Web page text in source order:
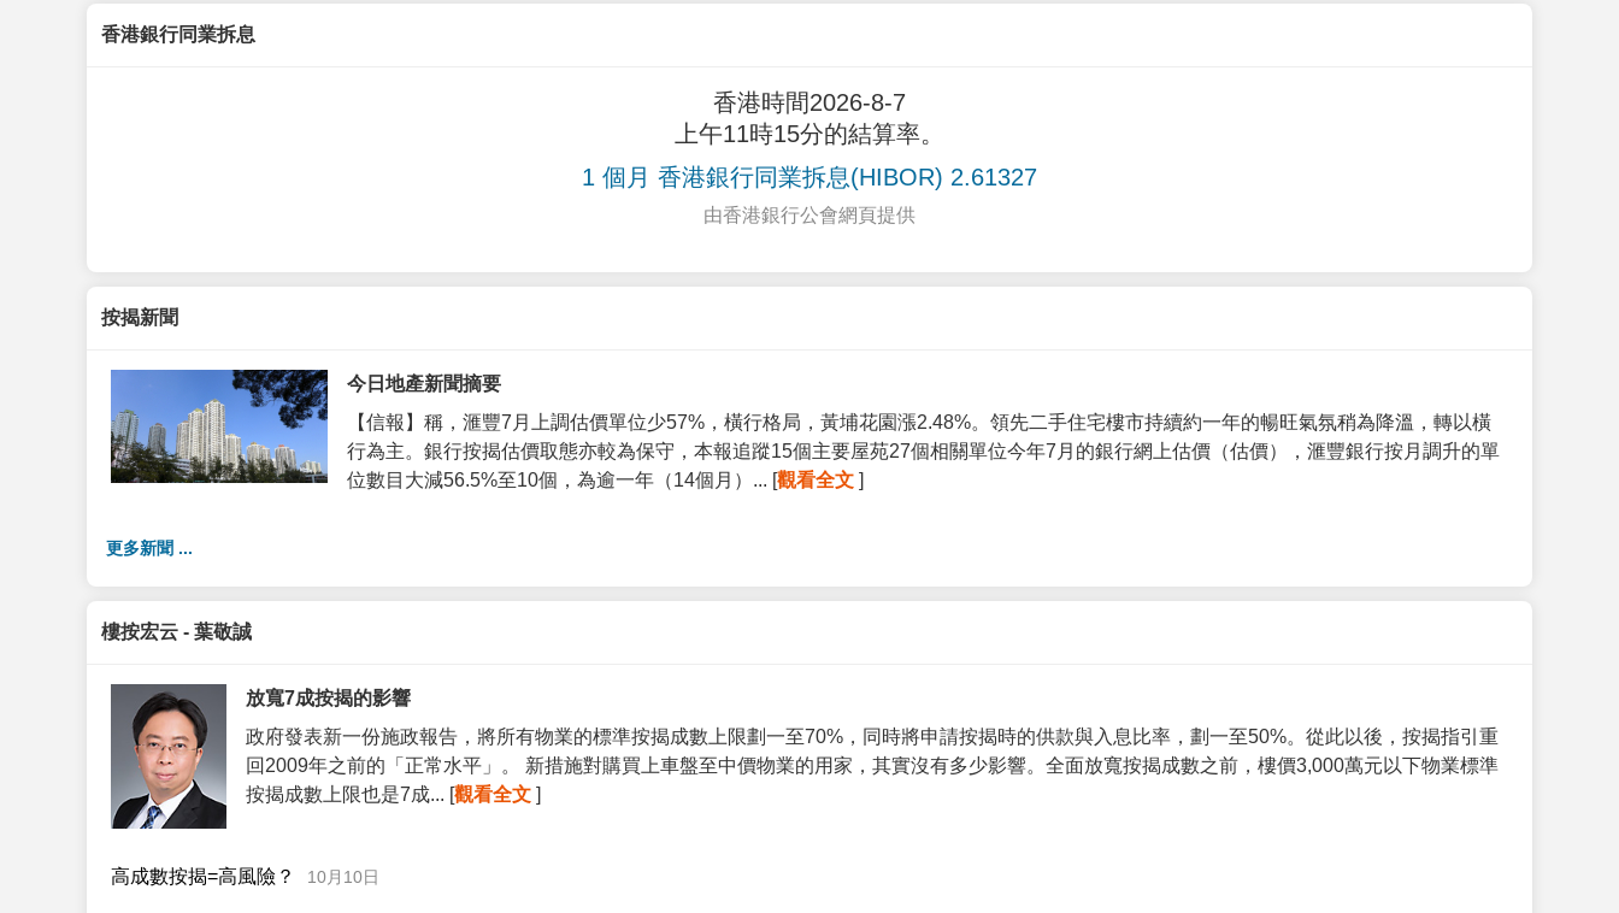
香港銀行同業拆息
香港時間2026-8-7
上午11時15分的結算率。
1 個月 香港銀行同業拆息(HIBOR) 2.61327
由香港銀行公會網頁提供
按揭新聞
今日地產新聞摘要
【信報】稱，滙豐7月上調估價單位少57%，橫行格局，黃埔花園漲2.48%。領先二手住宅樓市持續約一年的暢旺氣氛稍為降溫，轉以橫
行為主。銀行按揭估價取態亦較為保守，本報追蹤15個主要屋苑27個相關單位今年7月的銀行網上估價（估價），滙豐銀行按月調升的單
位數目大減56.5%至10個，為逾一年（14個月）... [觀看全文 ]
更多新聞 ...
樓按宏云 - 葉敬誠
放寬7成按揭的影響
政府發表新一份施政報告，將所有物業的標準按揭成數上限劃一至70%，同時將申請按揭時的供款與入息比率，劃一至50%。從此以後，按揭指引重
回2009年之前的「正常水平」。 新措施對購買上車盤至中價物業的用家，其實沒有多少影響。全面放寬按揭成數之前，樓價3,000萬元以下物業標準
按揭成數上限也是7成... [觀看全文 ]
高成數按揭=高風險？ 10月10日